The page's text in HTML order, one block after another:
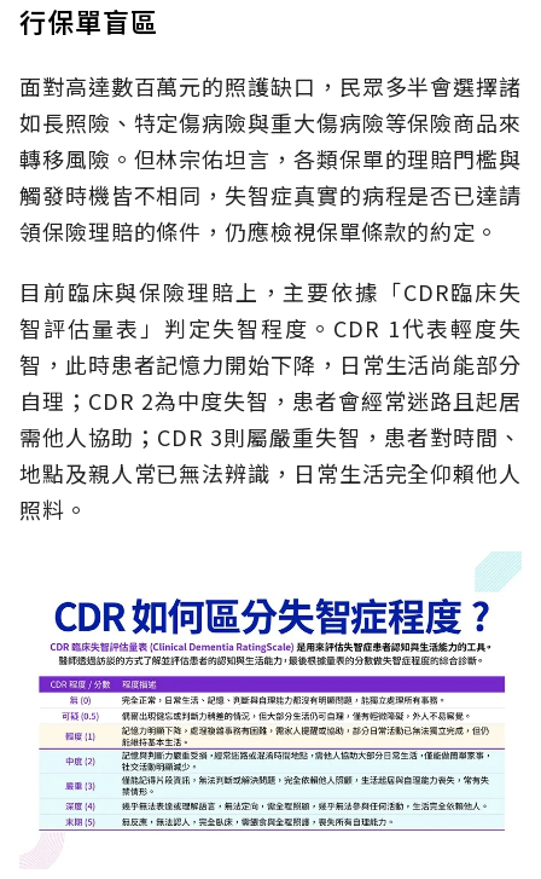
行保單盲區
面對高達數百萬元的照護缺口，民眾多半會選擇諸
如長照險、特定傷病險與重大傷病險等保險商品來
轉移風險。但林宗佑坦言，各類保單的理賠門檻與
觸發時機皆不相同，失智症真實的病程是否已達請
領保險理賠的條件，仍應檢視保單條款的約定。
目前臨床與保險理賠上，主要依據「CDR臨床失
智評估量表」判定失智程度。CDR 1代表輕度失
智，此時患者記憶力開始下降，日常生活尚能部分
自理；CDR 2為中度失智，患者會經常迷路且起居
需他人協助；CDR 3則屬嚴重失智，患者對時間、
地點及親人常已無法辨識，日常生活完全仰賴他人
照料。